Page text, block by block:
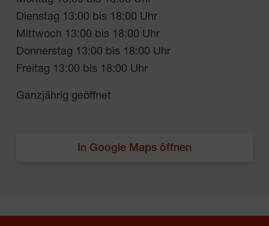
Dienstag 13:00 bis 18:00 Uhr
Mittwoch 13:00 bis 18:00 Uhr
Donnerstag 13:00 bis 18:00 Uhr
Freitag 13:00 bis 18:00 Uhr
Ganzjährig geöffnet
In Google Maps öffnen